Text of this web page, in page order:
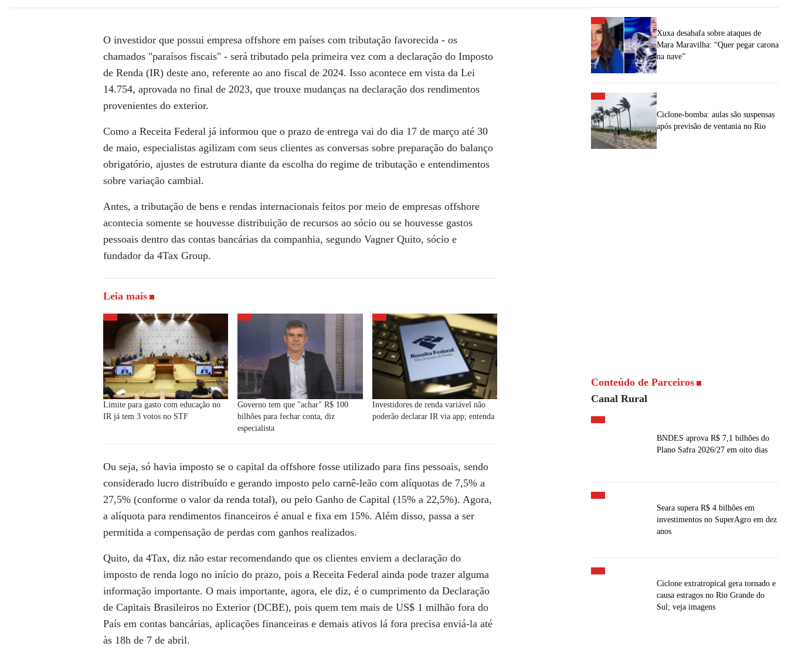
O investidor que possui empresa offshore em países com tributação favorecida - os
chamados "paraísos fiscais" - será tributado pela primeira vez com a declaração do Imposto
de Renda (IR) deste ano, referente ao ano fiscal de 2024. Isso acontece em vista da Lei
14.754, aprovada no final de 2023, que trouxe mudanças na declaração dos rendimentos
provenientes do exterior.
Como a Receita Federal já informou que o prazo de entrega vai do dia 17 de março até 30
de maio, especialistas agilizam com seus clientes as conversas sobre preparação do balanço
obrigatório, ajustes de estrutura diante da escolha do regime de tributação e entendimentos
sobre variação cambial.
Antes, a tributação de bens e rendas internacionais feitos por meio de empresas offshore
acontecia somente se houvesse distribuição de recursos ao sócio ou se houvesse gastos
pessoais dentro das contas bancárias da companhia, segundo Vagner Quito, sócio e
fundador da 4Tax Group.
Leia mais
Limite para gasto com educação no
IR já tem 3 votos no STF
Governo tem que "achar" R$ 100
bilhões para fechar conta, diz
especialista
Investidores de renda variável não
poderão declarar IR via app; entenda
Ou seja, só havia imposto se o capital da offshore fosse utilizado para fins pessoais, sendo
considerado lucro distribuído e gerando imposto pelo carnê-leão com alíquotas de 7,5% a
27,5% (conforme o valor da renda total), ou pelo Ganho de Capital (15% a 22,5%). Agora,
a alíquota para rendimentos financeiros é anual e fixa em 15%. Além disso, passa a ser
permitida a compensação de perdas com ganhos realizados.
Quito, da 4Tax, diz não estar recomendando que os clientes enviem a declaração do
imposto de renda logo no início do prazo, pois a Receita Federal ainda pode trazer alguma
informação importante. O mais importante, agora, ele diz, é o cumprimento da Declaração
de Capitais Brasileiros no Exterior (DCBE), pois quem tem mais de US$ 1 milhão fora do
País em contas bancárias, aplicações financeiras e demais ativos lá fora precisa enviá-la até
às 18h de 7 de abril.
Xuxa desabafa sobre ataques de
Mara Maravilha: “Quer pegar carona
na nave”
Ciclone-bomba: aulas são suspensas
após previsão de ventania no Rio
Conteúdo de Parceiros
Canal Rural
BNDES aprova R$ 7,1 bilhões do
Plano Safra 2026/27 em oito dias
Seara supera R$ 4 bilhões em
investimentos no SuperAgro em dez
anos
Ciclone extratropical gera tornado e
causa estragos no Rio Grande do
Sul; veja imagens